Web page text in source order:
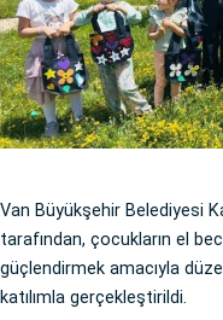
Van Büyükşehir Belediyesi
tarafından, çocukların el
güçlendirmek amacıyla
katılımla gerçekleştirildi.